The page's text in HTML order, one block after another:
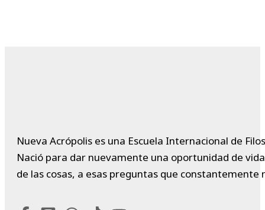
Nueva Acrópolis es una Escuela Internacional de
Nació para dar nuevamente una oportunidad de
de las cosas, a esas preguntas que constantemente